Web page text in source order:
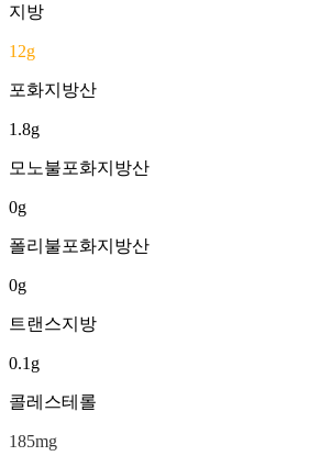
지방
12g
포화지방산
1.8g
모노불포화지방산
0g
폴리불포화지방산
0g
트랜스지방
0.1 g
콜레스테롤
185mg